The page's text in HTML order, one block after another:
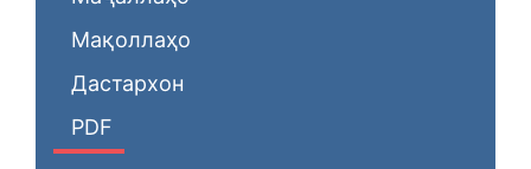
Мақоллаҳо
Дастархон
PDF